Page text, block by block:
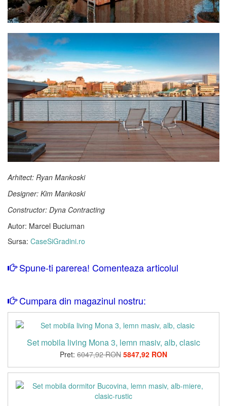
Arhitect: Ryan Mankoski
Designer: Kim Mankoski
Constructor: Dyna Contracting
Autor: Marcel Buciuman
Sursa: CaseSiGradini.ro
Spune-ti parerea! Comenteaza articolul
Cumpara din magazinul nostru:
Set mobila living Mona 3, lemn masiv, alb, clasic
Pret: 6047,92 RON 5847,92 RON